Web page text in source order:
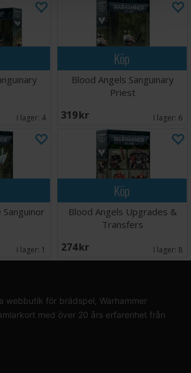
I lager: 4
Köp
Blood Angels Sanguinary
Priest
319 SEK I lager: 6
I lager: 1
Köp
Blood Angels Upgrades &
Transfers
274 SEK I lager: 8
webbutik för brädspel, Warhammer
med över 20 års erfarenhet från